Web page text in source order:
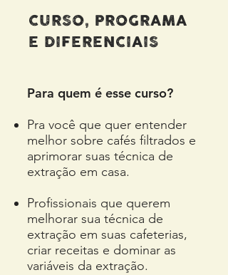
CURSO, PROGRAMA
E DIFERENCIAIS
Para quem é esse curso?
Pra você que quer entender
melhor sobre cafés filtrados e
aprimorar suas técnica de
extração em casa.
Profissionais que querem
melhorar sua técnica de
extração em suas cafeterias,
criar receitas e dominar as
variáveis da extração.